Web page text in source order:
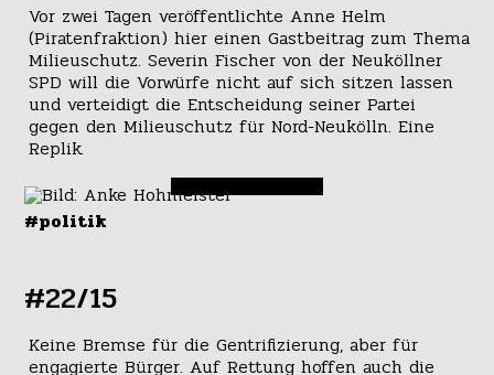
Vor zwei Tagen veröffentlichte Anne Helm
(Piratenfraktion) hier einen Gastbeitrag zum Thema
Milieuschutz. Severin Fischer von der Neuköllner
SPD will die Vorwürfe nicht auf sich sitzen lassen
und verteidigt die Entscheidung seiner Partei
gegen den Milieuschutz für Nord-Neukölln. Eine
Replik.
#politik
#22/15
Keine Bremse für die Gentrifizierung, aber für
engagierte Bürger. Auf Rettung hoffen auch die